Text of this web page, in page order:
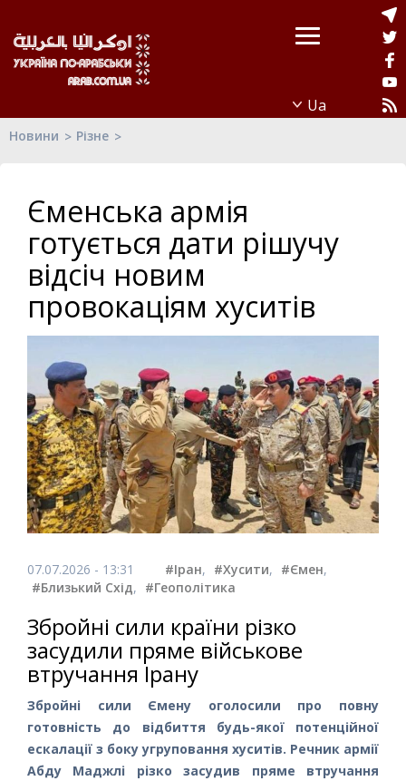
Новини Різне
Єменська армія
готується дати рішучу
відсіч новим
провокаціям хуситів
07.07.2026 - 13:31 #Іран, #Хусити, #Ємен,
#Близький Схід, #Геополітика
Збройні сили країни різко
засудили пряме військове
втручання Ірану
Збройні сили Ємену оголосили про повну
готовність до відбиття будь-якої потенційної
ескалації з боку угруповання хуситів. Речник армії
Абду Маджлі різко засудив пряме втручання